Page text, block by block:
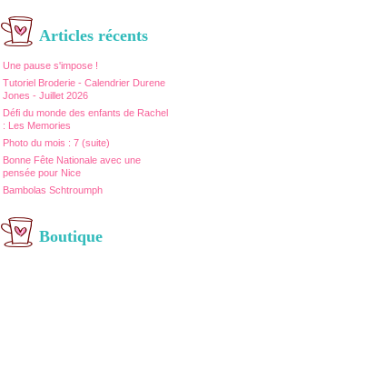
Articles récents
Une pause s'impose !
Tutoriel Broderie - Calendrier Durene
Jones - Juillet 2026
Défi du monde des enfants de Rachel
: Les Memories
Photo du mois : 7 (suite)
Bonne Fête Nationale avec une
pensée pour Nice
Bambolas Schtroumph
Boutique